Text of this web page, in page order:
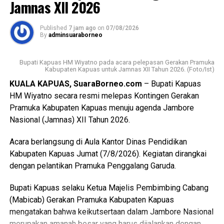
dan LCP2B.
Lebih lanjut ia menjelaskan luasan lahan pertanian pangan
berkelanjutan (LP2B) Kabupaten Kapuas adalah 38.323,62
Kemudian luasan cadangan lahan pertanian berkelanjutan
(LCP2B) Kabupaten Kapuas 22.553,37 Ha.
Meski begitu terjadi permasalahan atas kondisi lahan di
antaranya perbedaan data antar instansi perubahan
“Oleh karena itu terkait hal tersebut kami menyepakati data
final LP2B data LCP2B menyempurnakan Raperda melalui
(Ujg/SB)
Views: 8
Jamnas XII 2026
Published 7 jam ago on 07/08/2026
By adminsuaraborneo
Bupati Kapuas HM Wiyatno pada acara pelepasan Gerakan Pramuka
Kabupaten Kapuas untuk Jamnas XII Tahun 2026. (Foto/Ist)
KUALA KAPUAS, SuaraBorneo.com – Bupati Kapuas
HM Wiyatno secara resmi melepas Kontingen Gerakan
Pramuka Kabupaten Kapuas menuju agenda Jambore
Nasional (Jamnas) XII Tahun 2026.
Acara berlangsung di Aula Kantor Dinas Pendidikan
Kabupaten Kapuas Jumat (7/8/2026). Kegiatan dirangkai
dengan pelantikan Pramuka Penggalang Garuda.
Bupati Kapuas selaku Ketua Majelis Pembimbing Cabang
(Mabicab) Gerakan Pramuka Kabupaten Kapuas
mengatakan bahwa keikutsertaan dalam Jambore Nasional